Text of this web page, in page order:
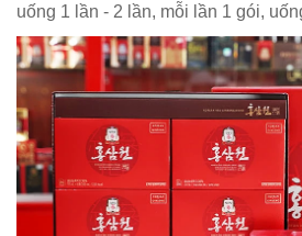
uống 1 lần - 2 lần, mỗi lần 1 gói,